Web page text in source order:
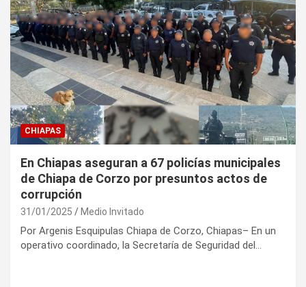
CHIAPAS
En Chiapas aseguran a 67 policías municipales
de Chiapa de Corzo por presuntos actos de
corrupción
31/01/2025 Medio Invitado
Por Argenis Esquipulas Chiapa de Corzo, Chiapas– En un
operativo coordinado, la Secretaría de Seguridad del…